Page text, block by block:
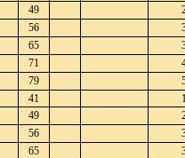
49
56
65
71
79
41
49
56
65